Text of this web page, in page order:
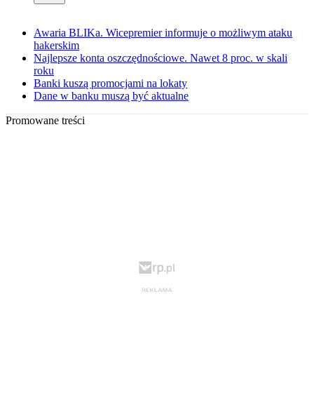
Awaria BLIKa. Wicepremier informuje o możliwym ataku
hakerskim
Najlepsze konta oszczędnościowe. Nawet 8 proc. w skali
roku
Banki kuszą promocjami na lokaty
Dane w banku muszą być aktualne
Promowane treści